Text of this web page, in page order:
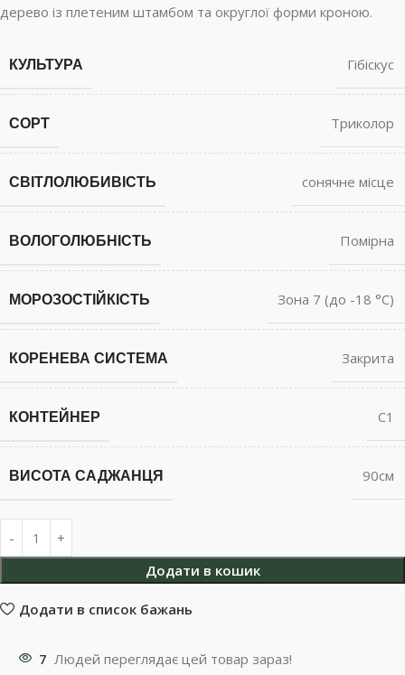
дерево із плетеним штамбом та округлої форми кроною.
КУЛЬТУРА Гібіскус
СОРТ Триколор
СВІТЛОЛЮБИВІСТЬ сонячне місце
ВОЛОГОЛЮБНІСТЬ Помірна
МОРОЗОСТІЙКІСТЬ Зона 7 (до -18 °С)
КОРЕНЕВА СИСТЕМА Закрита
КОНТЕЙНЕР С1
ВИСОТА САДЖАНЦЯ 90см
Додати в кошик
Додати в список бажань
7 Людей переглядає цей товар зараз!